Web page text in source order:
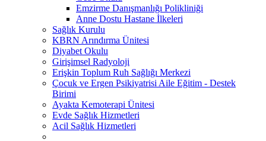
Emzirme Danışmanlığı Polikliniği
Anne Dostu Hastane İlkeleri
Sağlık Kurulu
KBRN Arındırma Ünitesi
Diyabet Okulu
Girişimsel Radyoloji
Erişkin Toplum Ruh Sağlığı Merkezi
Çocuk ve Ergen Psikiyatrisi Aile Eğitim - Destek
Birimi
Ayakta Kemoterapi Ünitesi
Evde Sağlık Hizmetleri
Acil Sağlık Hizmetleri